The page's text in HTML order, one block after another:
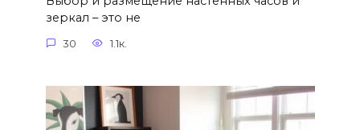
зеркал – это не
30 1.1к.